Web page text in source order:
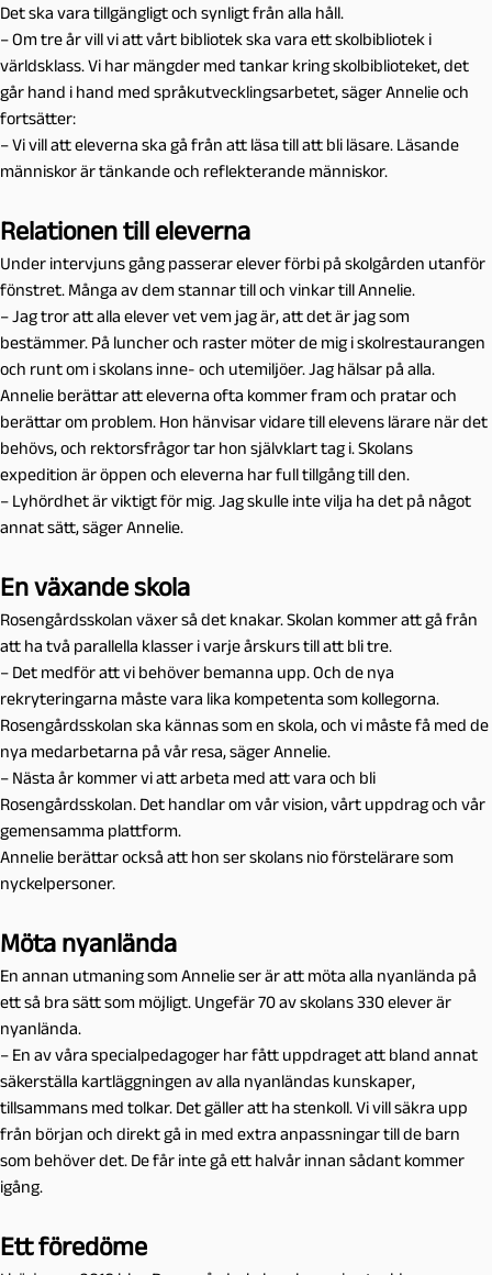
Det ska vara tillgängligt och synligt från alla håll.
– Om tre år vill vi att vårt bibliotek ska vara ett skolbibliotek i
världsklass. Vi har mängder med tankar kring skolbiblioteket, det
går hand i hand med språkutvecklingsarbetet, säger Annelie och
fortsätter:
– Vi vill att eleverna ska gå från att läsa till att bli läsare. Läsande
människor är tänkande och reflekterande människor.
Relationen till eleverna
Under intervjuns gång passerar elever förbi på skolgården utanför
fönstret. Många av dem stannar till och vinkar till Annelie.
– Jag tror att alla elever vet vem jag är, att det är jag som
bestämmer. På luncher och raster möter de mig i skolrestaurangen
och runt om i skolans inne- och utemiljöer. Jag hälsar på alla.
Annelie berättar att eleverna ofta kommer fram och pratar och
berättar om problem. Hon hänvisar vidare till elevens lärare när det
behövs, och rektorsfrågor tar hon självklart tag i. Skolans
expedition är öppen och eleverna har full tillgång till den.
– Lyhördhet är viktigt för mig. Jag skulle inte vilja ha det på något
annat sätt, säger Annelie.
En växande skola
Rosengårdsskolan växer så det knakar. Skolan kommer att gå från
att ha två parallella klasser i varje årskurs till att bli tre.
– Det medför att vi behöver bemanna upp. Och de nya
rekryteringarna måste vara lika kompetenta som kollegorna.
Rosengårdsskolan ska kännas som en skola, och vi måste få med de
nya medarbetarna på vår resa, säger Annelie.
– Nästa år kommer vi att arbeta med att vara och bli
Rosengårdsskolan. Det handlar om vår vision, vårt uppdrag och vår
gemensamma plattform.
Annelie berättar också att hon ser skolans nio förstelärare som
nyckelpersoner.
Möta nyanlända
En annan utmaning som Annelie ser är att möta alla nyanlända på
ett så bra sätt som möjligt. Ungefär 70 av skolans 330 elever är
nyanlända.
– En av våra specialpedagoger har fått uppdraget att bland annat
säkerställa kartläggningen av alla nyanländas kunskaper,
tillsammans med tolkar. Det gäller att ha stenkoll. Vi vill säkra upp
från början och direkt gå in med extra anpassningar till de barn
som behöver det. De får inte gå ett halvår innan sådant kommer
igång.
Ett föredöme